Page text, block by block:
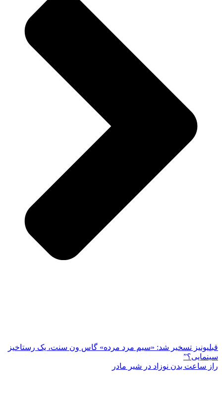
قبلیونیز تسخیر شد: «سیم مرد مرده» گاس ون سنت، یک رستاخیز
سینمایی؟”
راز ساعت بدن نوزاد در شیر مادر